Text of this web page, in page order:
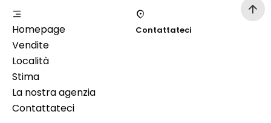
Homepage
Vendite
Località
Stima
La nostra agenzia
Contattateci
Contattateci